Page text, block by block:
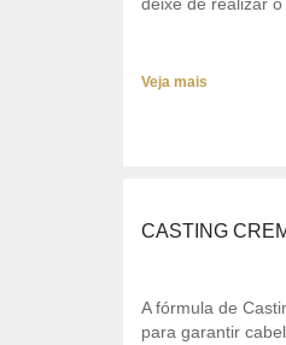
Veja mais
CASTING
A fórmula de
para garantir